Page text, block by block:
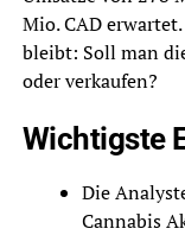
Mio. CAD
bleibt: Soll man
oder verkaufen?
Wichtigste
Die
Cannabis